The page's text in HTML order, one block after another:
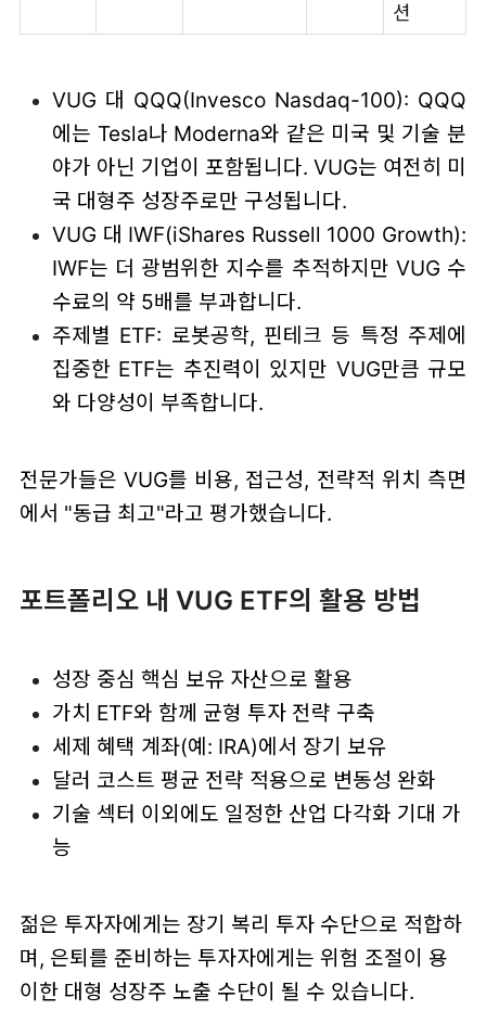
션
VUG 대 QQQ(Invesco Nasdaq-100): QQQ
에는 Tesla나 Moderna와 같은 미국 및 기술 분
야가 아닌 기업이 포함됩니다. VUG는 여전히 미
국 대형주 성장주로만 구성됩니다.
VUG 대 IWF(iShares Russell 1000 Growth):
IWF는 더 광범위한 지수를 추적하지만 VUG 수
수료의 약 5배를 부과합니다.
주제별 ETF: 로봇공학, 핀테크 등 특정 주제에
집중한 ETF는 추진력이 있지만 VUG만큼 규모
와 다양성이 부족합니다.
전문가들은 VUG를 비용, 접근성, 전략적 위치 측면
에서 "동급 최고"라고 평가했습니다.
포트폴리오 내 VUG ETF의 활용 방법
성장 중심 핵심 보유 자산으로 활용
가치 ETF와 함께 균형 투자 전략 구축
세제 혜택 계좌(예: IRA)에서 장기 보유
달러 코스트 평균 전략 적용으로 변동성 완화
기술 섹터 이외에도 일정한 산업 다각화 기대 가
능
젊은 투자자에게는 장기 복리 투자 수단으로 적합하
며, 은퇴를 준비하는 투자자에게는 위험 조절이 용
이한 대형 성장주 노출 수단이 될 수 있습니다.